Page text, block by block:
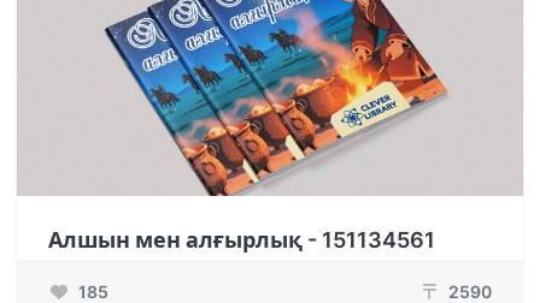
Алшын мен алғырлық - 151134561
185 ₸ 2590